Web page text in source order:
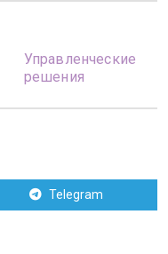
Управленческие
решения
Telegram